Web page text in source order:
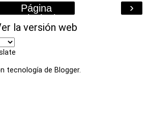
›
Página
Principal
la versión web
tecnología de Blogger.